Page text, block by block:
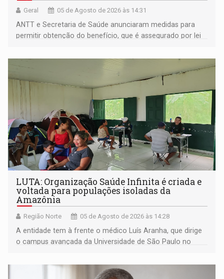
Geral 05 de Agosto de 2026 às 14:31
ANTT e Secretaria de Saúde anunciaram medidas para
permitir obtenção do benefício, que é assegurado por lei
LUTA: Organização Saúde Infinita é criada e
voltada para populações isoladas da
Amazônia
Região Norte 05 de Agosto de 2026 às 14:28
A entidade tem à frente o médico Luís Aranha, que dirige
o campus avançada da Universidade de São Paulo no